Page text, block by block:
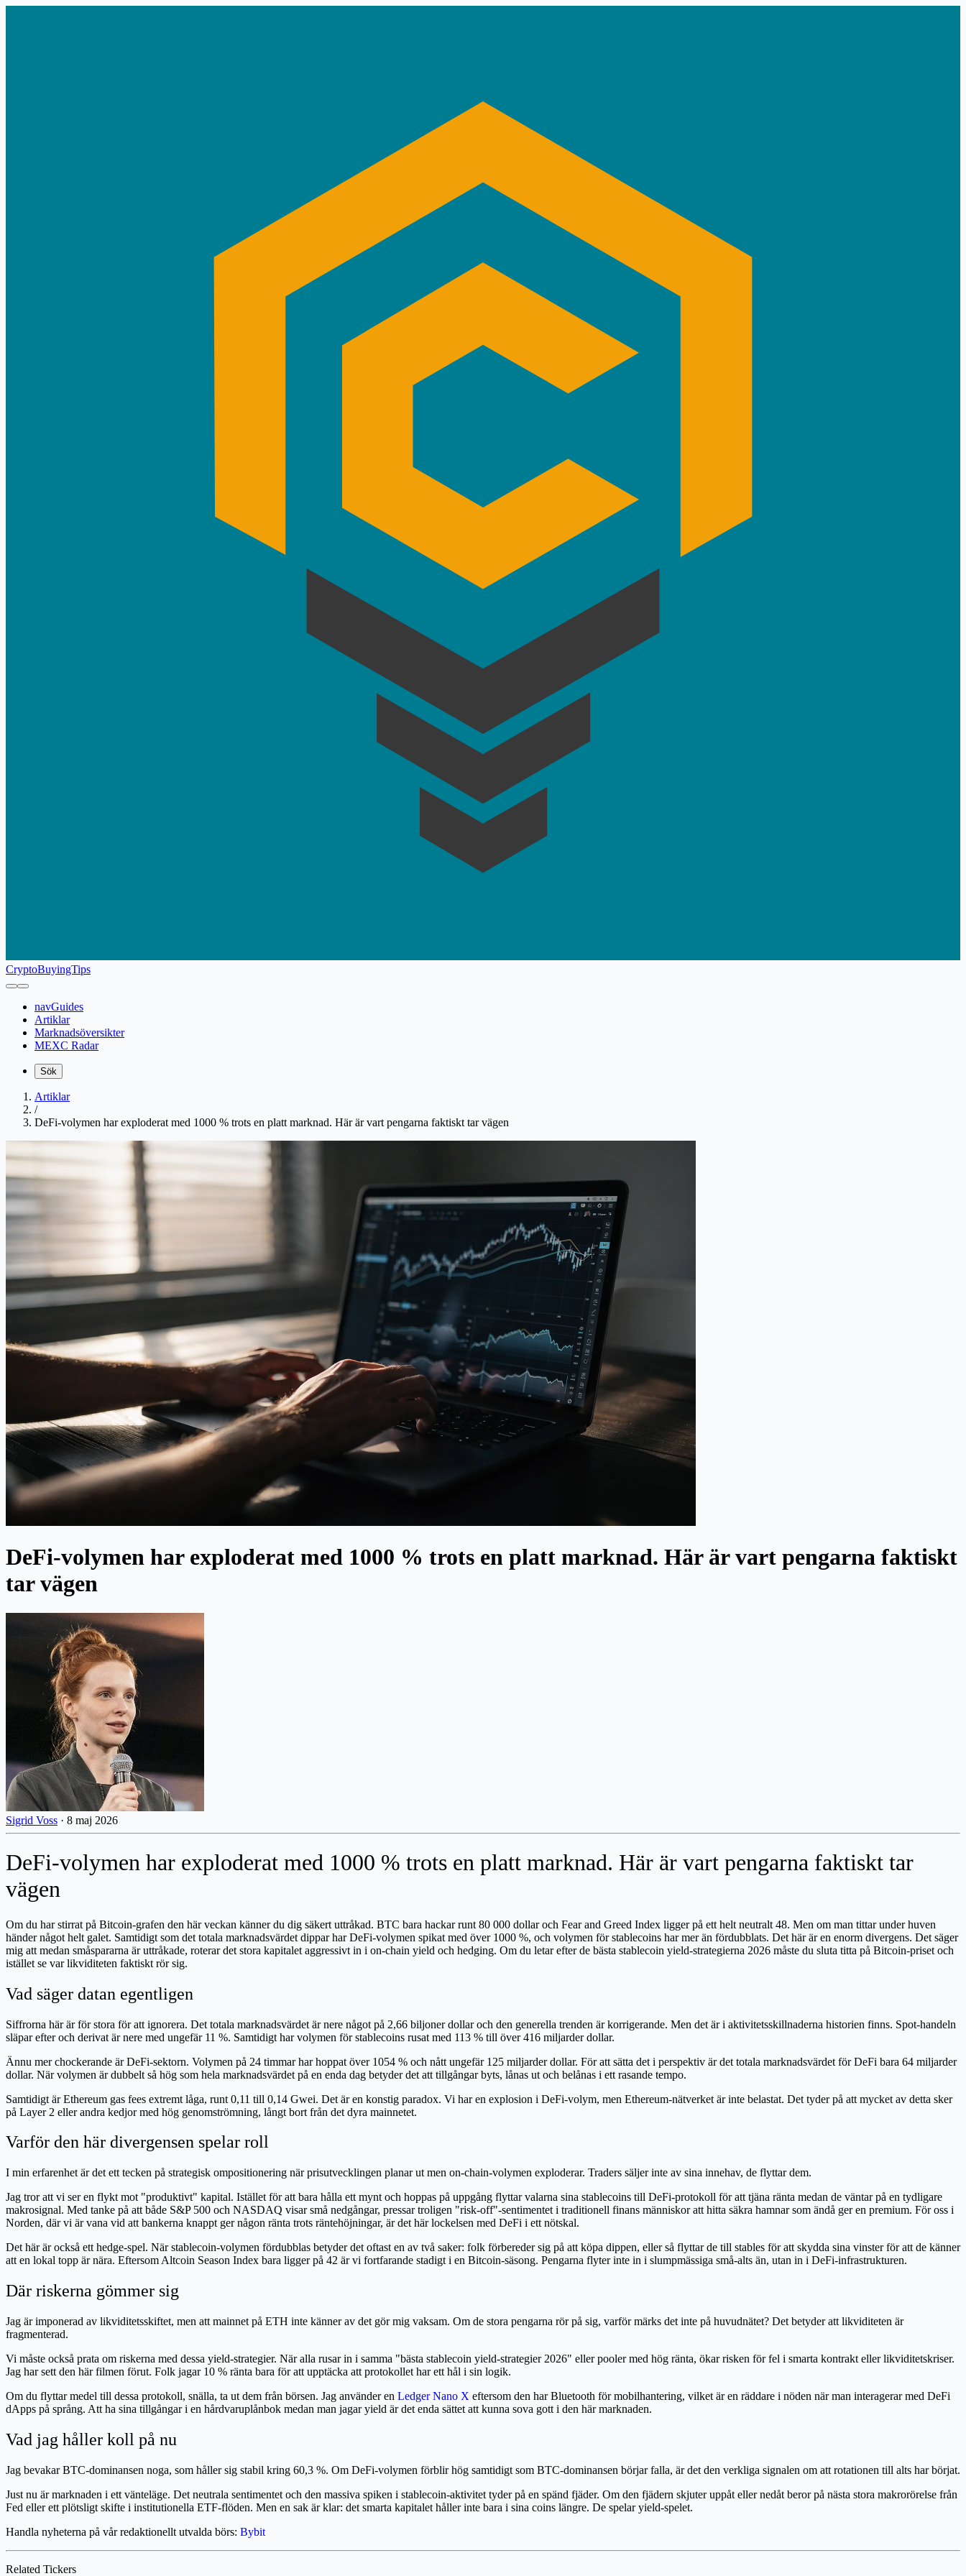
CryptoBuyingTips
navGuides
Artiklar
Marknadsöversikter
MEXC Radar
Sök
Artiklar
/
DeFi-volymen har exploderat med 1000 % trots en platt marknad. Här är vart pengarna faktiskt tar vägen
DeFi-volymen har exploderat med 1000 % trots en platt marknad. Här är vart pengarna faktiskt
tar vägen
Sigrid Voss · 8 maj 2026
DeFi-volymen har exploderat med 1000 % trots en platt marknad. Här är vart pengarna faktiskt tar
vägen
Om du har stirrat på Bitcoin-grafen den här veckan känner du dig säkert uttråkad. BTC bara hackar runt 80 000 dollar och Fear and Greed Index ligger på ett helt neutralt 48. Men om man tittar under huven
händer något helt galet. Samtidigt som det totala marknadsvärdet dippar har DeFi-volymen spikat med över 1000 %, och volymen för stablecoins har mer än fördubblats. Det här är en enorm divergens. Det säger
mig att medan småspararna är uttråkade, roterar det stora kapitalet aggressivt in i on-chain yield och hedging. Om du letar efter de bästa stablecoin yield-strategierna 2026 måste du sluta titta på Bitcoin-priset och
istället se var likviditeten faktiskt rör sig.
Vad säger datan egentligen
Siffrorna här är för stora för att ignorera. Det totala marknadsvärdet är nere något på 2,66 biljoner dollar och den generella trenden är korrigerande. Men det är i aktivitetsskillnaderna historien finns. Spot-handeln
släpar efter och derivat är nere med ungefär 11 %. Samtidigt har volymen för stablecoins rusat med 113 % till över 416 miljarder dollar.
Ännu mer chockerande är DeFi-sektorn. Volymen på 24 timmar har hoppat över 1054 % och nått ungefär 125 miljarder dollar. För att sätta det i perspektiv är det totala marknadsvärdet för DeFi bara 64 miljarder
dollar. När volymen är dubbelt så hög som hela marknadsvärdet på en enda dag betyder det att tillgångar byts, lånas ut och belånas i ett rasande tempo.
Samtidigt är Ethereum gas fees extremt låga, runt 0,11 till 0,14 Gwei. Det är en konstig paradox. Vi har en explosion i DeFi-volym, men Ethereum-nätverket är inte belastat. Det tyder på att mycket av detta sker
på Layer 2 eller andra kedjor med hög genomströmning, långt bort från det dyra mainnetet.
Varför den här divergensen spelar roll
I min erfarenhet är det ett tecken på strategisk ompositionering när prisutvecklingen planar ut men on-chain-volymen exploderar. Traders säljer inte av sina innehav, de flyttar dem.
Jag tror att vi ser en flykt mot "produktivt" kapital. Istället för att bara hålla ett mynt och hoppas på uppgång flyttar valarna sina stablecoins till DeFi-protokoll för att tjäna ränta medan de väntar på en tydligare
makrosignal. Med tanke på att både S&P 500 och NASDAQ visar små nedgångar, pressar troligen "risk-off"-sentimentet i traditionell finans människor att hitta säkra hamnar som ändå ger en premium. För oss i
Norden, där vi är vana vid att bankerna knappt ger någon ränta trots räntehöjningar, är det här lockelsen med DeFi i ett nötskal.
Det här är också ett hedge-spel. När stablecoin-volymen fördubblas betyder det oftast en av två saker: folk förbereder sig på att köpa dippen, eller så flyttar de till stables för att skydda sina vinster för att de känner
att en lokal topp är nära. Eftersom Altcoin Season Index bara ligger på 42 är vi fortfarande stadigt i en Bitcoin-säsong. Pengarna flyter inte in i slumpmässiga små-alts än, utan in i DeFi-infrastrukturen.
Där riskerna gömmer sig
Jag är imponerad av likviditetsskiftet, men att mainnet på ETH inte känner av det gör mig vaksam. Om de stora pengarna rör på sig, varför märks det inte på huvudnätet? Det betyder att likviditeten är
fragmenterad.
Vi måste också prata om riskerna med dessa yield-strategier. När alla rusar in i samma "bästa stablecoin yield-strategier 2026" eller pooler med hög ränta, ökar risken för fel i smarta kontrakt eller likviditetskriser.
Jag har sett den här filmen förut. Folk jagar 10 % ränta bara för att upptäcka att protokollet har ett hål i sin logik.
Om du flyttar medel till dessa protokoll, snälla, ta ut dem från börsen. Jag använder en Ledger Nano X eftersom den har Bluetooth för mobilhantering, vilket är en räddare i nöden när man interagerar med DeFi
dApps på språng. Att ha sina tillgångar i en hårdvaruplånbok medan man jagar yield är det enda sättet att kunna sova gott i den här marknaden.
Vad jag håller koll på nu
Jag bevakar BTC-dominansen noga, som håller sig stabil kring 60,3 %. Om DeFi-volymen förblir hög samtidigt som BTC-dominansen börjar falla, är det den verkliga signalen om att rotationen till alts har börjat.
Just nu är marknaden i ett vänteläge. Det neutrala sentimentet och den massiva spiken i stablecoin-aktivitet tyder på en spänd fjäder. Om den fjädern skjuter uppåt eller nedåt beror på nästa stora makrorörelse från
Fed eller ett plötsligt skifte i institutionella ETF-flöden. Men en sak är klar: det smarta kapitalet håller inte bara i sina coins längre. De spelar yield-spelet.
Handla nyheterna på vår redaktionellt utvalda börs: Bybit
Related Tickers